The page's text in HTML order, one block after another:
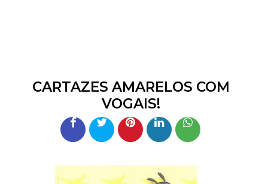
CARTAZES AMARELOS COM
VOGAIS!